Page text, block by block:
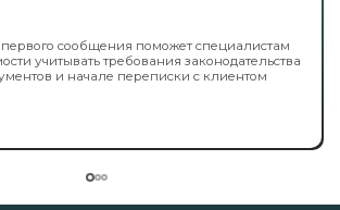
сообщения поможет специалистам
учитывать требования законодательства
и начале переписки с клиентом